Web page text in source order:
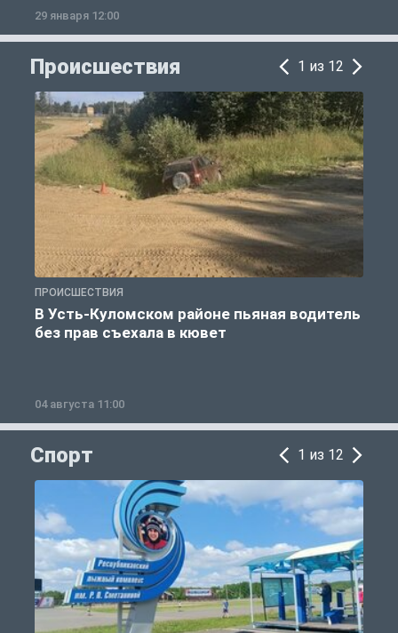
29 января 12:00
Происшествия 1 из 12
ПРОИСШЕСТВИЯ
В Усть-Куломском районе пьяная водитель
без прав съехала в кювет
04 августа 11:00
Спорт 1 из 12